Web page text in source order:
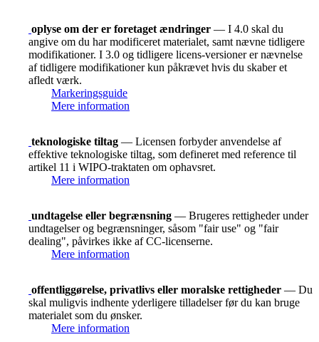
oplyse om der er foretaget ændringer — I 4.0 skal du
angive om du har modificeret materialet, samt nævne tidligere
modifikationer. I 3.0 og tidligere licens-versioner er nævnelse
af tidligere modifikationer kun påkrævet hvis du skaber et
afledt værk.
Markeringsguide
Mere information
teknologiske tiltag — Licensen forbyder anvendelse af
effektive teknologiske tiltag, som defineret med reference til
artikel 11 i WIPO-traktaten om ophavsret.
Mere information
undtagelse eller begrænsning — Brugeres rettigheder under
undtagelser og begrænsninger, såsom "fair use" og "fair
dealing", påvirkes ikke af CC-licenserne.
Mere information
offentliggørelse, privatlivs eller moralske rettigheder — Du
skal muligvis indhente yderligere tilladelser før du kan bruge
materialet som du ønsker.
Mere information